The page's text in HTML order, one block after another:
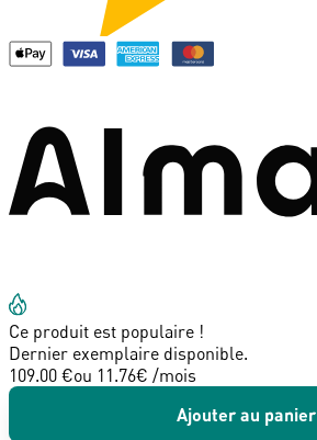
Ce produit est populaire !
Dernier exemplaire disponible.
109.00 €ou 11.76€ /mois
Ajouter au panier